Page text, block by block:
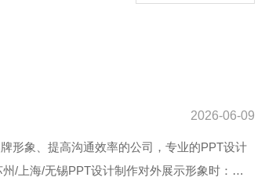
2026-06-09
形象、提高沟通效率的公司，专业的PPT设计
/上海/无锡PPT设计制作对外展示形象时：给